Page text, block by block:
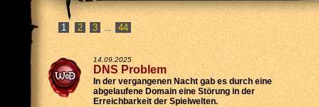
2 3 ... 44
14.09.2025
DNS Problem
In der vergangenen Nacht gab es durch eine
abgelaufene Domain eine Störung in der
Erreichbarkeit der Spielwelten.